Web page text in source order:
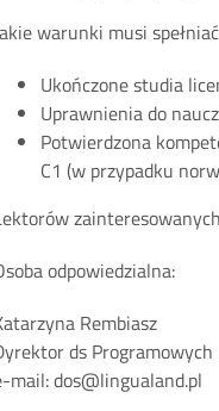
warunki musi
Ukończone studia
Uprawnienia do
Potwierdzona
C1 (w przypadku
odpowiedzialna:
Rembiasz
ds Programowych
mail: dos@lingualand.pl